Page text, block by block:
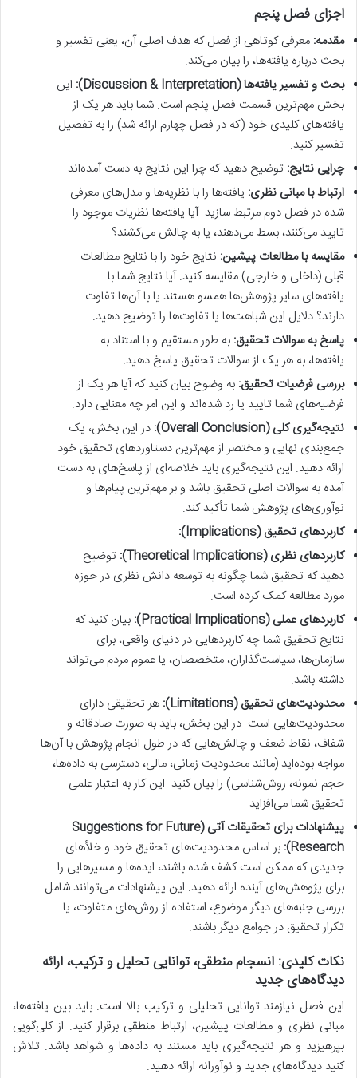
اجزای فصل پنجم
مقدمه: معرفی کوتاهی از فصل که هدف اصلی آن، یعنی تفسیر و
بحث درباره یافته‌ها، را بیان می‌کند.
بحث و تفسیر یافته‌ها (Discussion & Interpretation):
این
بخش مهم‌ترین قسمت فصل پنجم است. شما باید هر یک از
یافته‌های کلیدی خود (که در فصل چهارم ارائه شد) را به تفصیل
تفسیر کنید.
چرایی نتایج: توضیح دهید که چرا این نتایج به دست آمده‌اند.
ارتباط با مبانی نظری: یافته‌ها را با نظریه‌ها و مدل‌های معرفی
شده در فصل دوم مرتبط سازید. آیا یافته‌ها نظریات موجود را
تایید می‌کنند، بسط می‌دهند، یا به چالش می‌کشند؟
مقایسه با مطالعات پیشین: نتایج خود را با نتایج مطالعات
قبلی (داخلی و خارجی) مقایسه کنید. آیا نتایج شما با
یافته‌های سایر پژوهش‌ها همسو هستند یا با آن‌ها تفاوت
دارند؟ دلایل این شباهت‌ها یا تفاوت‌ها را توضیح دهید.
پاسخ به سوالات تحقیق: به طور مستقیم و با استناد به
یافته‌ها، به هر یک از سوالات تحقیق پاسخ دهید.
بررسی فرضیات تحقیق: به وضوح بیان کنید که آیا هر یک از
فرضیه‌های شما تایید یا رد شده‌اند و این امر چه معنایی دارد.
نتیجه‌گیری کلی (Overall Conclusion):
در این بخش، یک
جمع‌بندی نهایی و مختصر از مهم‌ترین دستاوردهای تحقیق خود
ارائه دهید. این نتیجه‌گیری باید خلاصه‌ای از پاسخ‌های به دست
آمده به سوالات اصلی تحقیق باشد و بر مهم‌ترین پیام‌ها و
نوآوری‌های پژوهش شما تأکید کند.
کاربردهای تحقیق (Implications):
کاربردهای نظری (Theoretical Implications):
توضیح
دهید که تحقیق شما چگونه به توسعه دانش نظری در حوزه
مورد مطالعه کمک کرده است.
کاربردهای عملی (Practical Implications):
بیان کنید که
نتایج تحقیق شما چه کاربردهایی در دنیای واقعی، برای
سازمان‌ها، سیاست‌گذاران، متخصصان، یا عموم مردم می‌تواند
داشته باشد.
محدودیت‌های تحقیق (Limitations):
هر تحقیقی دارای
محدودیت‌هایی است. در این بخش، باید به صورت صادقانه و
شفاف، نقاط ضعف و چالش‌هایی که در طول انجام پژوهش با آن‌ها
مواجه بوده‌اید (مانند محدودیت زمانی، مالی، دسترسی به داده‌ها،
حجم نمونه، روش‌شناسی) را بیان کنید. این کار به اعتبار علمی
تحقیق شما می‌افزاید.
پیشنهادات برای تحقیقات آتی (Suggestions for Future
Research): بر اساس محدودیت‌های تحقیق خود و خلأهای
جدیدی که ممکن است کشف شده باشند، ایده‌ها و مسیرهایی را
برای پژوهش‌های آینده ارائه دهید. این پیشنهادات می‌توانند شامل
بررسی جنبه‌های دیگر موضوع، استفاده از روش‌های متفاوت، یا
تکرار تحقیق در جوامع دیگر باشند.
نکات کلیدی: انسجام منطقی، توانایی تحلیل و ترکیب، ارائه
دیدگاه‌های جدید
این فصل نیازمند توانایی تحلیلی و ترکیب بالا است. باید بین یافته‌ها،
مبانی نظری و مطالعات پیشین، ارتباط منطقی برقرار کنید. از کلی‌گویی
بپرهیزید و هر نتیجه‌گیری باید مستند به داده‌ها و شواهد باشد. تلاش
کنید دیدگاه‌های جدید و نوآورانه ارائه دهید.